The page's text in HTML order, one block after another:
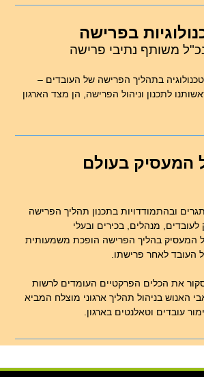
בפרישה
משותף נתיבי פרישה
בתהליך הפרישה של העובדים –
לתכנון וניהול הפרישה, הן מצד הארגון
המעסיק בעולם
ובהתמודדויות בתכנון תהליך הפרישה
מנהלים, בכירים ובעלי
המעסיק בהליך הפרישה הופכת משמעותית
העובד לאחר פרישתו.
את הכלים הפרקטיים העומדים לרשות
האנוש בניהול תהליך ארגוני מוצלח המביא
עובדים וטאלנטים בארגון.